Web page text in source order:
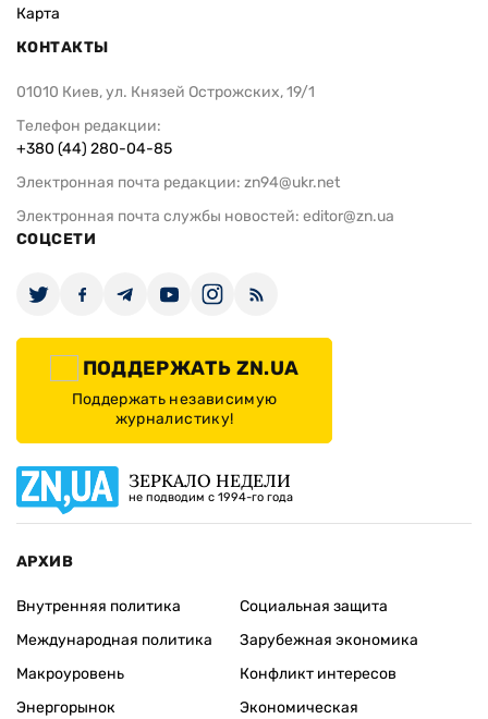
Карта
КОНТАКТЫ
01010 Киев, ул. Князей Острожских, 19/1
Телефон редакции:
+380 (44) 280-04-85
Электронная почта редакции: zn94@ukr.net
Электронная почта службы новостей: editor@zn.ua
СОЦСЕТИ
ПОДДЕРЖАТЬ ZN.UA
Поддержать независимую
журналистику!
ЗЕРКАЛО НЕДЕЛИ
не подводим с 1994-го года
АРХИВ
Внутренняя политика
Международная политика
Макроуровень
Энергорынок
Социальная защита
Зарубежная экономика
Конфликт интересов
Экономическая